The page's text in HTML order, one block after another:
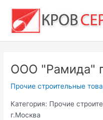
содержимому
ООО "Рамида"
Прочие строительные
Категория: Прочие
г.Москва